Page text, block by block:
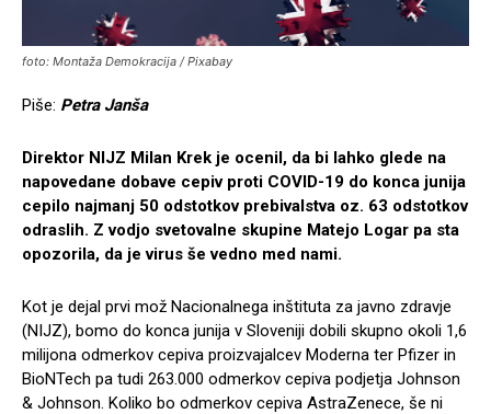
foto: Montaža Demokracija / Pixabay
Piše: Petra Janša
Direktor NIJZ Milan Krek je ocenil, da bi lahko glede na
napovedane dobave cepiv proti COVID-19 do konca junija
cepilo najmanj 50 odstotkov prebivalstva oz. 63 odstotkov
odraslih. Z vodjo svetovalne skupine Matejo Logar pa sta
opozorila, da je virus še vedno med nami.
Kot je dejal prvi mož Nacionalnega inštituta za javno zdravje
(NIJZ), bomo do konca junija v Sloveniji dobili skupno okoli 1,6
milijona odmerkov cepiva proizvajalcev Moderna ter Pfizer in
BioNTech pa tudi 263.000 odmerkov cepiva podjetja Johnson
& Johnson. Koliko bo odmerkov cepiva AstraZenece, še ni